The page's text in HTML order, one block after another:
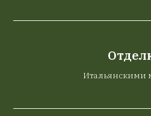
Итальянскими